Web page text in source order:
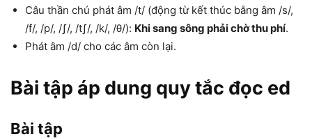
Câu thần chú phát âm /t/ (động từ kết thúc bằng âm /s/,
/f/, /p/, /ʃ/, /tʃ/, /k/, /θ/): Khi sang sông phải chờ thu phí.
Phát âm /d/ cho các âm còn lại.
Bài tập áp dung quy tắc đọc ed
Bài tập